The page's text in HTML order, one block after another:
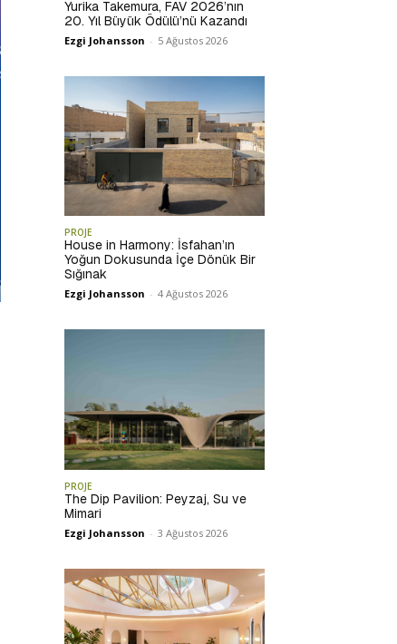
Yurika Takemura, FAV 2026’nın
20. Yıl Büyük Ödülü’nü Kazandı
Ezgi Johansson - 5 Ağustos 2026
PROJE
House in Harmony: İsfahan’ın
Yoğun Dokusunda İçe Dönük Bir
Sığınak
Ezgi Johansson - 4 Ağustos 2026
PROJE
The Dip Pavilion: Peyzaj, Su ve
Mimari
Ezgi Johansson - 3 Ağustos 2026